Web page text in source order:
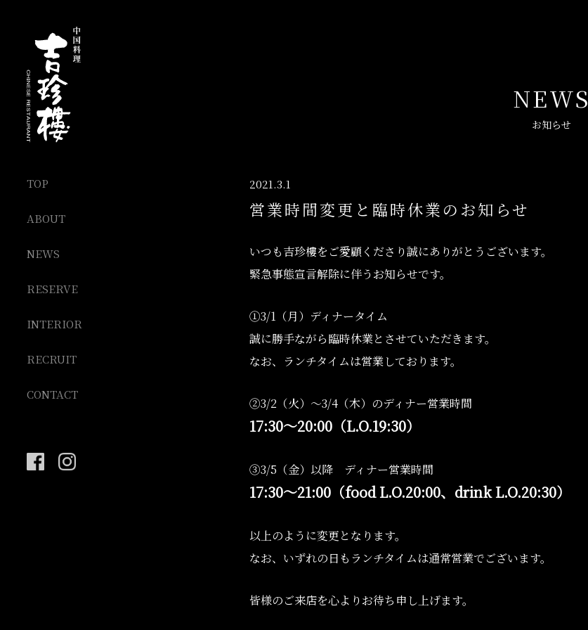
TOP
ABOUT
NEWS
RESERVE
INTERIOR
RECRUIT
CONTACT
NEWS
お知らせ
2021.3.1
営業時間変更と臨時休業のお知らせ
いつも吉珍樓をご愛顧くださり誠にありがとうございます。
緊急事態宣言解除に伴うお知らせです。
①3/1（月）ディナータイム
誠に勝手ながら臨時休業とさせていただきます。
なお、ランチタイムは営業しております。
②3/2（火）～3/4（木）のディナー営業時間
17:30～20:00（L.O.19:30）
③3/5（金）以降 ディナー営業時間
17:30～21:00（food L.O.20:00、drink L.O.20:30）
以上のように変更となります。
なお、いずれの日もランチタイムは通常営業でございます。
皆様のご来店を心よりお待ち申し上げます。